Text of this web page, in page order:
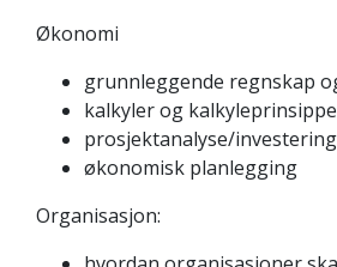
Økonomi
grunnleggende regnskap
kalkyler og
prosjektanalyse/
økonomisk planlegging
Organisasjon: